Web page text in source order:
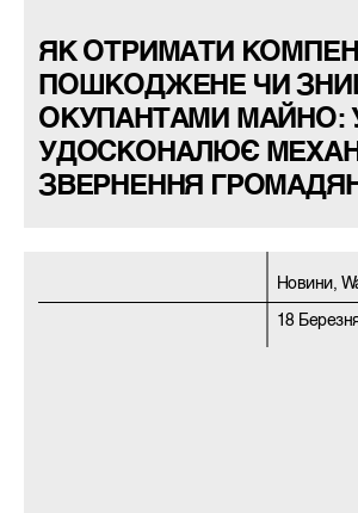
ЯК ОТРИМАТИ
ПОШКОДЖЕНЕ ЧИ
ОКУПАНТАМИ МАЙНО:
УДОСКОНАЛЮЄ
ЗВЕРНЕННЯ
Новини,
18